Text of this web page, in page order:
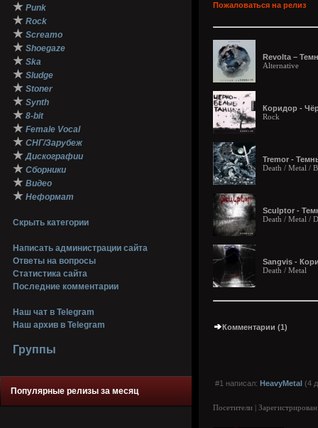
★ Punk
★ Rock
★ Screamo
★ Shoegaze
★ Ska
★ Sludge
★ Stoner
★ Synth
★ 8-bit
★ Female Vocal
★ СНГ/Зарубеж
★ Дискографии
★ Сборники
★ Видео
★ Неформат
Скрыть категории
Написать администрации сайта
Ответы на вопросы
Статистика сайта
Последние комментарии
Наш чат в Telegram
Наш архив в Telegram
Группы
Популярные релизы за месяц
Пожаловаться на релиз
Revolta –
Alternative
Коридор -
Rock
Tremor -
Death / Metal /
Sculptor -
Death / Metal /
Sangvis -
Death / Metal
Комментарии (1)
#1 написал: HeavyMetal (4
Посетители |